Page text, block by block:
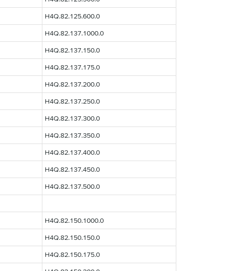
H4Q.82.125.600.0
H4Q.82.137.1000.0
H4Q.82.137.150.0
H4Q.82.137.175.0
H4Q.82.137.200.0
H4Q.82.137.250.0
H4Q.82.137.300.0
H4Q.82.137.350.0
H4Q.82.137.400.0
H4Q.82.137.450.0
H4Q.82.137.500.0
H4Q.82.150.1000.0
H4Q.82.150.150.0
H4Q.82.150.175.0